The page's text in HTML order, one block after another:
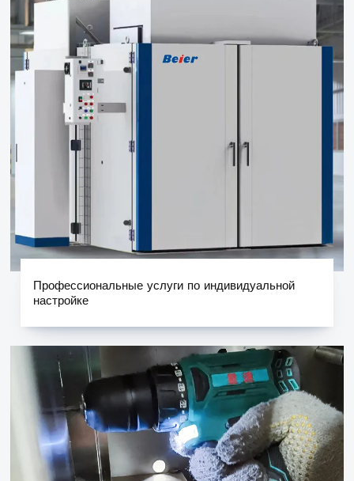
Профессиональные услуги по индивидуальной
настройке